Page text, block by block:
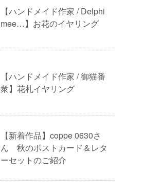
【ハンドメイド作家 / Delphi
mee…】お花のイヤリング
【ハンドメイド作家 / 御猫番
衆】花札イヤリング
【新着作品】coppe 0630さ
ん 秋のポストカード＆レタ
ーセットのご紹介